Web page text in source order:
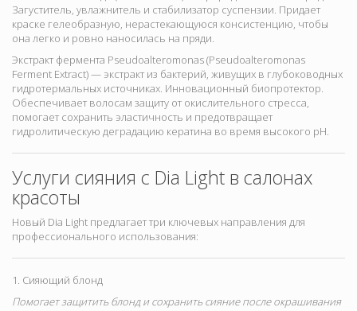
Загуститель, увлажнитель и стабилизатор суспензии. Придает
краске гелеобразную, нерастекающуюся консистенцию, чтобы
она легко и ровно наносилась на пряди.
Экстракт фермента Pseudoalteromonas (Pseudoalteromonas
Ferment Extract) — экстракт из бактерий, живущих в глубоководных
гидротермальных источниках. Инновационный биопротектор.
Обеспечивает волосам защиту от окислительного стресса,
помогает сохранить эластичность и предотвращает
гидролитическую деградацию кератина во время высокого pH.
Услуги сияния с Dia Light в салонах
красоты
Новый Dia Light предлагает три ключевых направления для
профессионального использования:
1. Сияющий блонд
Помогает защитить блонд и сохранить сияние после окрашивания